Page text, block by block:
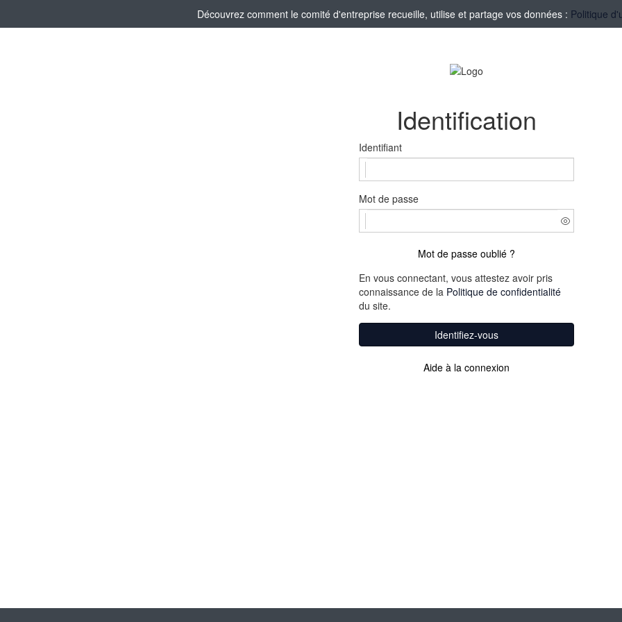
Découvrez comment le comité d'entreprise recueille, utilise et partage vos données : Politique
Identification
Identifiant
Mot de passe
Mot de passe oublié ?
En vous connectant, vous attestez avoir pris
connaissance de la Politique de confidentialité
du site.
Identifiez-vous
Aide à la connexion